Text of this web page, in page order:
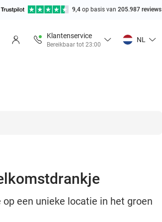
9,4 op basis van 205.987 reviews
Klantenservice
Bereikbaar tot 23:00
NL
een unieke locatie in het groen